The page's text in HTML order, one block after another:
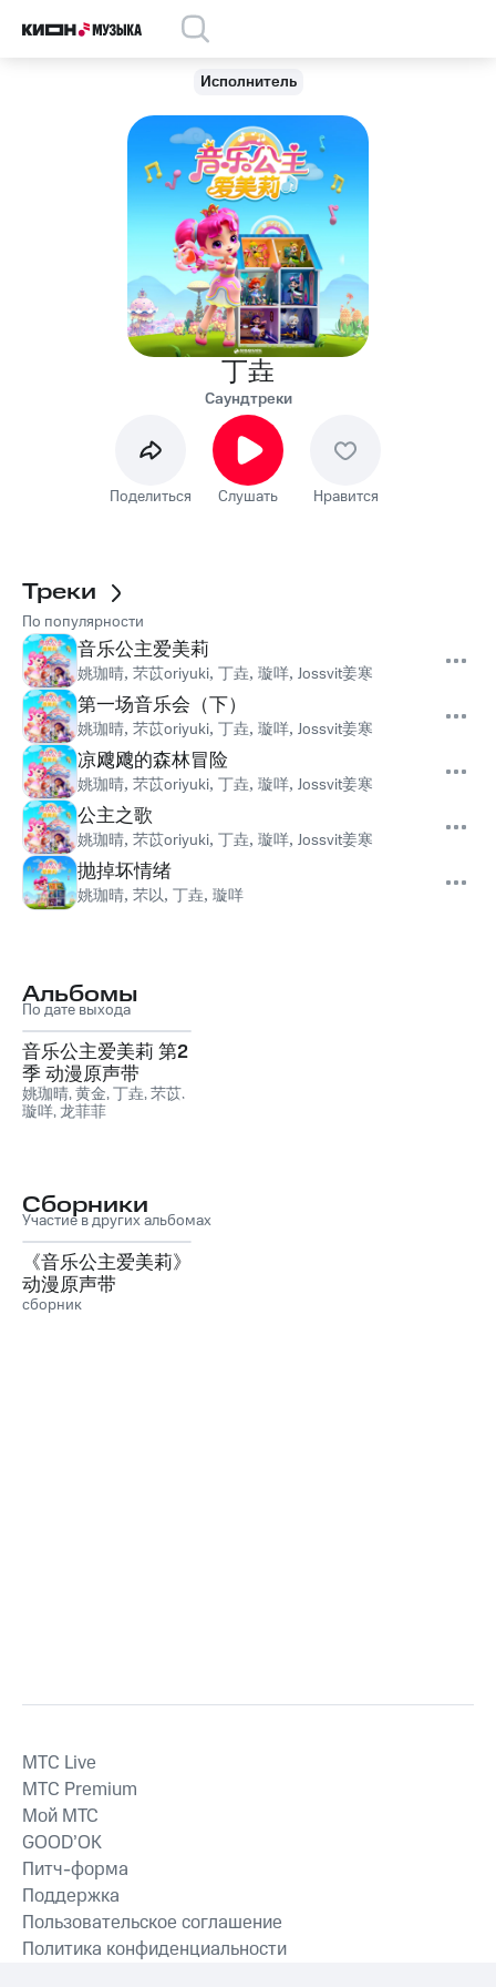
Исполнитель
丁垚
Саундтреки
Поделиться Слушать Нравится
Треки
По популярности
音乐公主爱美莉
姚珈晴, 芣苡oriyuki, 丁垚, 璇咩, Jossvit姜寒
第一场音乐会（下）
姚珈晴, 芣苡oriyuki, 丁垚, 璇咩, Jossvit姜寒
凉飕飕的森林冒险
姚珈晴, 芣苡oriyuki, 丁垚, 璇咩, Jossvit姜寒
公主之歌
姚珈晴, 芣苡oriyuki, 丁垚, 璇咩, Jossvit姜寒
抛掉坏情绪
姚珈晴, 芣以, 丁垚, 璇咩
Альбомы
По дате выхода
音乐公主爱美莉 第2
季 动漫原声带
姚珈晴,黄金,丁垚,芣苡,
璇咩,龙菲菲
Сборники
Участие в других альбомах
《音乐公主爱美莉》
动漫原声带
сборник
MTС Live
MTС Premium
Мой МТС
GOOD’OK
Питч-форма
Поддержка
Пользовательское соглашение
Политика конфиденциальности